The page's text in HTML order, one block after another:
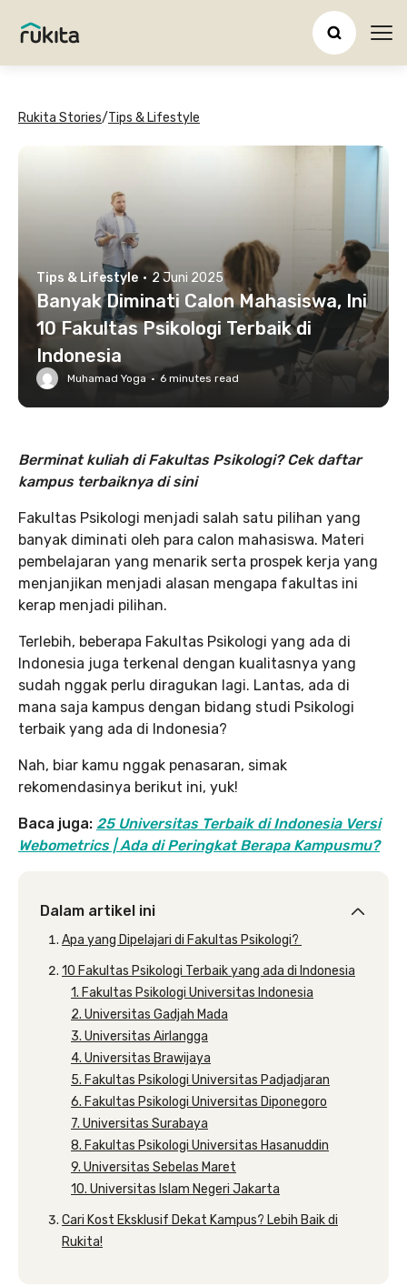
Rukita Stories/Tips & Lifestyle
Tips & Lifestyle · 2 Juni 2025
Banyak Diminati Calon Mahasiswa, Ini
10 Fakultas Psikologi Terbaik di
Indonesia
Muhamad Yoga · 6 minutes read
Berminat kuliah di Fakultas Psikologi? Cek daftar
kampus terbaiknya di sini
Fakultas Psikologi menjadi salah satu pilihan yang
banyak diminati oleh para calon mahasiswa. Materi
pembelajaran yang menarik serta prospek kerja yang
menjanjikan menjadi alasan mengapa fakultas ini
kerap menjadi pilihan.
Terlebih, beberapa Fakultas Psikologi yang ada di
Indonesia juga terkenal dengan kualitasnya yang
sudah nggak perlu diragukan lagi. Lantas, ada di
mana saja kampus dengan bidang studi Psikologi
terbaik yang ada di Indonesia?
Nah, biar kamu nggak penasaran, simak
rekomendasinya berikut ini, yuk!
Baca juga: 25 Universitas Terbaik di Indonesia Versi
Webometrics | Ada di Peringkat Berapa Kampusmu?
Dalam artikel ini
Apa yang Dipelajari di Fakultas Psikologi?
10 Fakultas Psikologi Terbaik yang ada di Indonesia
1. Fakultas Psikologi Universitas Indonesia
2. Universitas Gadjah Mada
3. Universitas Airlangga
4. Universitas Brawijaya
5. Fakultas Psikologi Universitas Padjadjaran
6. Fakultas Psikologi Universitas Diponegoro
7. Universitas Surabaya
8. Fakultas Psikologi Universitas Hasanuddin
9. Universitas Sebelas Maret
10. Universitas Islam Negeri Jakarta
Cari Kost Eksklusif Dekat Kampus? Lebih Baik di
Rukita!